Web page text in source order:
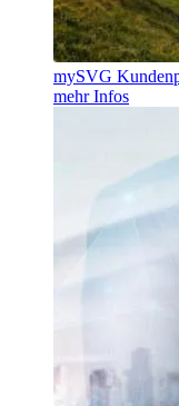
mySVG
mehr Infos